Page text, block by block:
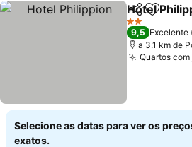
Partilhar
Hotel
2 Estrelas
9,5 Excelente
a 3.1 km de
Quartos
Selecione as datas para ver os
exatos.